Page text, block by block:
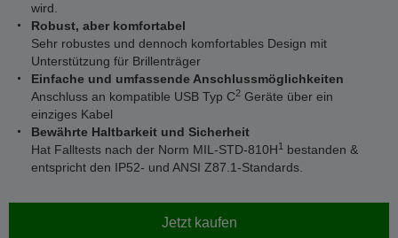
wird.
Robust, aber komfortabel
Sehr robustes und dennoch komfortables Design mit
Unterstützung für Brillenträger
Einfache und umfassende Anschlussmöglichkeiten
Anschluss an kompatible USB Typ C2 Geräte über ein
einziges Kabel
Bewährte Haltbarkeit und Sicherheit
Hat Falltests nach der Norm MIL-STD-810H1 bestanden &
entspricht den IP52- und ANSI Z87.1-Standards.
Jetzt kaufen